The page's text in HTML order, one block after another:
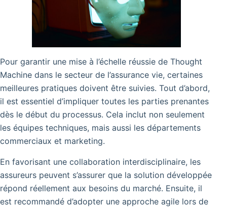
Pour garantir une mise à l’échelle réussie de Thought
Machine dans le secteur de l’assurance vie, certaines
meilleures pratiques doivent être suivies. Tout d’abord,
il est essentiel d’impliquer toutes les parties prenantes
dès le début du processus. Cela inclut non seulement
les équipes techniques, mais aussi les départements
commerciaux et marketing.
En favorisant une collaboration interdisciplinaire, les
assureurs peuvent s’assurer que la solution développée
répond réellement aux besoins du marché. Ensuite, il
est recommandé d’adopter une approche agile lors de